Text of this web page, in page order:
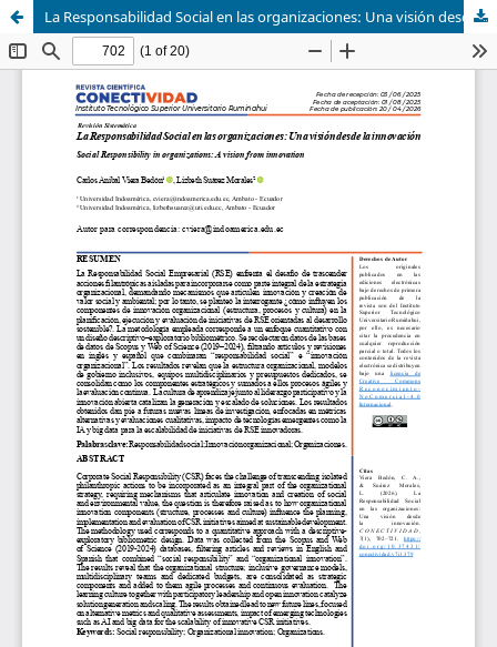
La Responsabilidad Social en las organizaciones: Una visión desde la innovación